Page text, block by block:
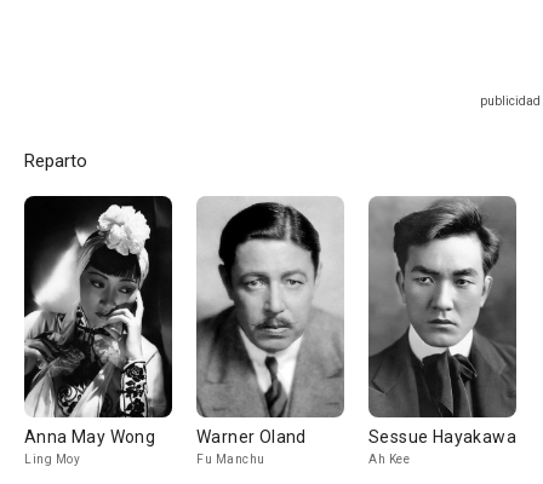
Reparto
Anna May Wong
Ling Moy
Warner Oland
Fu Manchu
Sessue Hayakawa
Ah Kee